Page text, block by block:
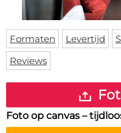
Vloermat
Skateboard deck
Over ons
Levertijden
Inloggen
WhatsApp
Formaten Levertijd
Reviews
Foto op canvas –